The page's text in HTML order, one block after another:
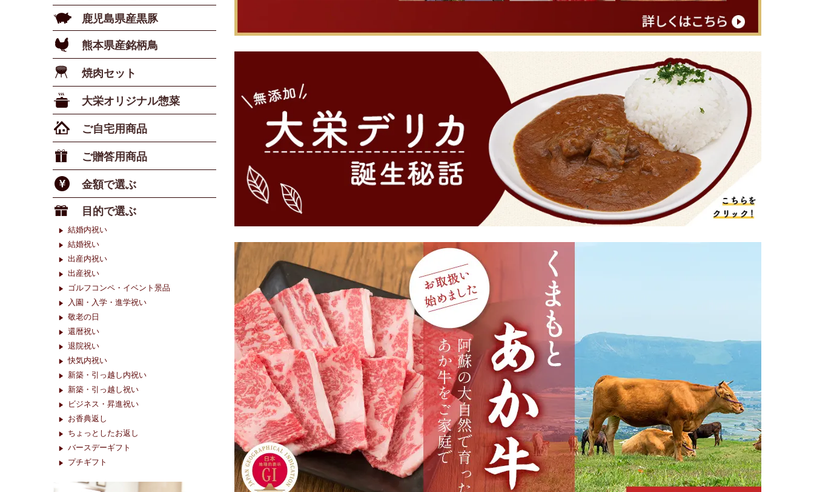
鹿児島県産黒豚
熊本県産銘柄鳥
焼肉セット
大栄オリジナル惣菜
ご自宅用商品
ご贈答用商品
金額で選ぶ
目的で選ぶ
結婚内祝い
結婚祝い
出産内祝い
出産祝い
ゴルフコンペ・イベント景品
入園・入学・進学祝い
敬老の日
還暦祝い
退院祝い
快気内祝い
新築・引っ越し内祝い
新築・引っ越し祝い
ビジネス・昇進祝い
お香典返し
ちょっとしたお返し
バースデーギフト
プチギフト